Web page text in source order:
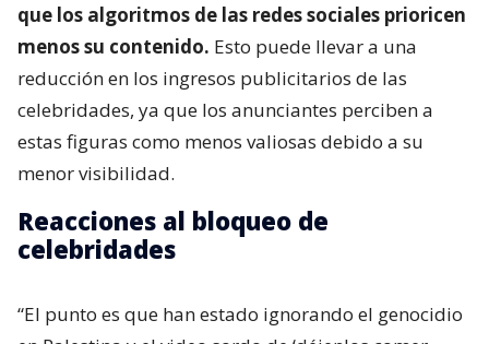
que los algoritmos de las redes sociales prioricen
menos su contenido. Esto puede llevar a una
reducción en los ingresos publicitarios de las
celebridades, ya que los anunciantes perciben a
estas figuras como menos valiosas debido a su
menor visibilidad.
Reacciones al bloqueo de
celebridades
“El punto es que han estado ignorando el genocidio